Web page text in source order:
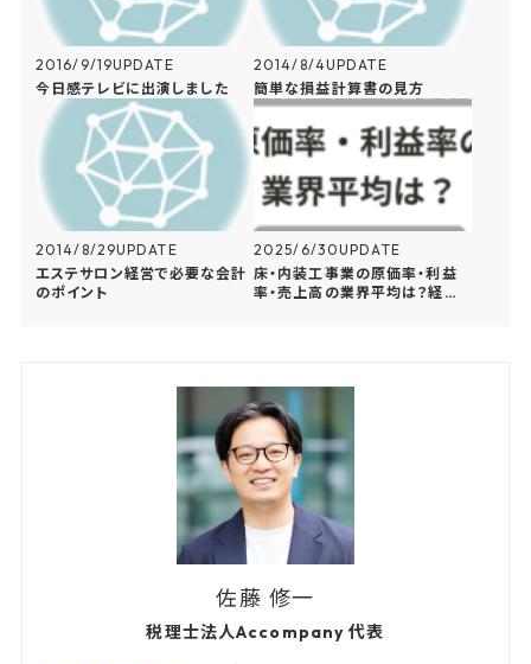
2016/9/19UPDATE
今日感テレビに出演しました
2014/8/4UPDATE
簡単な損益計算書の見方
2014/8/29UPDATE
エステサロン経営で必要な会計
のポイント
2025/6/30UPDATE
床・内装工事業の原価率・利益
率・売上高の業界平均は？経営
佐藤 修一
税理士法人Accompany 代表